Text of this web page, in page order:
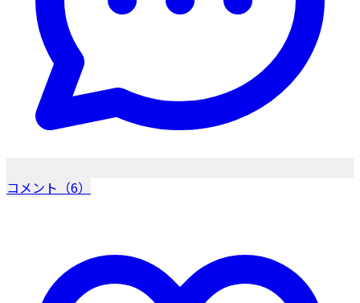
コメント（6）